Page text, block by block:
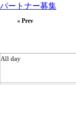
パートナー募集
« Prev
All day